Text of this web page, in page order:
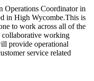
Operations Coordinator in
in High Wycombe.This is
to work across all of the
collaborative working
provide operational
service related